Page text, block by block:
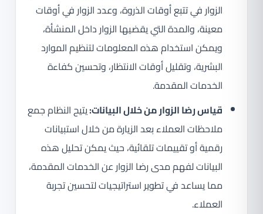
الزوار في تتبع أوقات الذروة، وعدد الزوار في أوقات
معينة، والمدة التي يقضيها الزوار داخل المنشأة،
ويمكن استخدام هذه المعلومات لتنظيم الموارد
البشرية، وتقليل أوقات الانتظار، وتحسين كفاءة
الخدمات المقدمة.
قياس رضا الزوار من خلال البيانات:يتيح النظام جمع
ملاحظات العملاء بعد الزيارة من خلال استبيانات
رقمية أو تقييمات تلقائية، حيث يمكن تحليل هذه
البيانات لفهم مدى رضا الزوار عن الخدمات المقدمة،
مما يساعد في تطوير استراتيجيات لتحسين تجربة
العملاء.